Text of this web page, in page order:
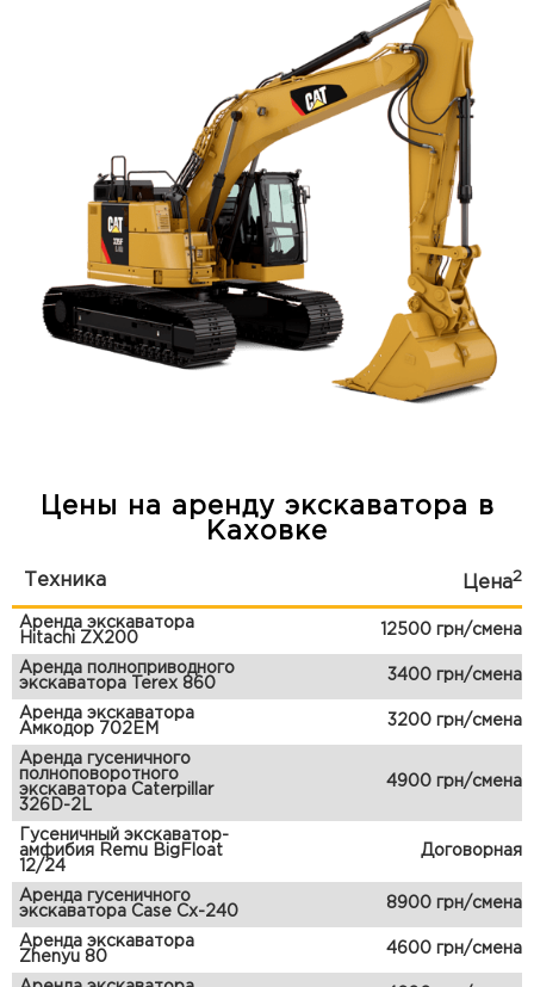
Цены на аренду экскаватора в
Каховке
Техника Цена2
Аренда экскаватора
Hitachi ZX200
12500 грн/смена
Аренда полноприводного
экскаватора Terex 860
3400 грн/смена
Аренда экскаватора
Амкодор 702ЕМ
3200 грн/смена
Аренда гусеничного
полноповоротного
экскаватора Caterpillar
326D-2L
4900 грн/смена
Гусеничный экскаватор-
амфибия Remu BigFloat
12/24
Договорная
Аренда гусеничного
экскаватора Case Cx-240
8900 грн/смена
Аренда экскаватора
Zhenyu 80
4600 грн/смена